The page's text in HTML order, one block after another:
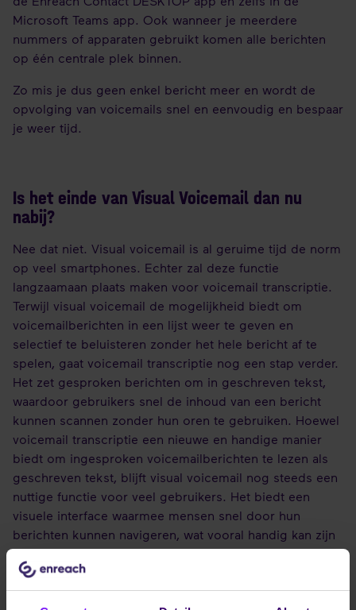
Microsoft Teams app. Ook wanneer je meerdere
nummers of apparaten gebruikt komen alle berichten
op één centrale plek binnen.
Zo mis je dus geen enkel bericht meer en wordt de
opvolging van voicemails snel en eenvoudig en bespaar
je weer tijd.
Is het einde van Visual Voicemail dan nu
nabij?
Nee dat niet. Visual voicemail is al geruime tijd de norm
op veel smartphones. Echter zal deze functie
langzaamaan plaats maken voor voicemail transcriptie.
Terwijl visual voicemail de mogelijkheid biedt om
voicemailberichten in een lijst weer te geven en
selectief te beluisteren zonder het hele bericht af te
spelen, gaat voicemail transcriptie nog een stap verder.
Het zet gesproken berichten om in geschreven tekst,
waardoor gebruikers snel de inhoud van een bericht
kunnen scannen zonder hun oren te gebruiken. Hoewel
voicemail transcriptie een nieuwe en handige manier
biedt om ingesproken voicemailberichten te lezen als
geschreven tekst, blijft visual voicemail nog steeds een
nuttige functie voor veel gebruikers. Het biedt een
visuele interface waarmee mensen snel door hun
berichten kunnen navigeren, wat vooral handig kan zijn
voor degenen die liever niet willen lezen.